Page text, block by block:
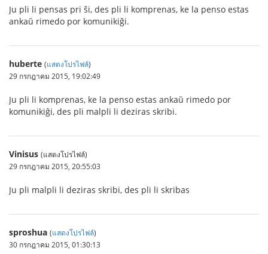
Ju pli li pensas pri ŝi, des pli li komprenas, ke la penso estas
ankaŭ rimedo por komunikiĝi.
huberte (แสดงโปรไฟล์)
29 กรกฎาคม 2015, 19:02:49
Ju pli li komprenas, ke la penso estas ankaŭ rimedo por
komunikiĝi, des pli malpli li deziras skribi.
Vinisus (แสดงโปรไฟล์)
29 กรกฎาคม 2015, 20:55:03
Ju pli malpli li deziras skribi, des pli li skribas
sproshua (แสดงโปรไฟล์)
30 กรกฎาคม 2015, 01:30:13